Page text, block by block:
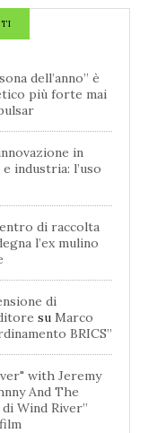
dell’anno” è
più forte mai
in
industria: l’uso
di raccolta
l’ex mulino
di
su Marco
BRICS”
with Jeremy
And The
Wind River”